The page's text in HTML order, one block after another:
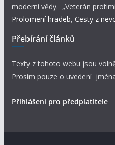
moderní vědy. „Veterán
Prolomení hradeb, Cesty z
Přebírání článků
Texty z tohoto webu jsou
Prosím pouze o uvedení
Přihlášení pro předplatitele